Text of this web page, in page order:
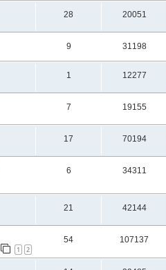
28 20051
9 31198
1 12277
7 19155
17 70194
6 34311
21 42144
1 2
54 107137